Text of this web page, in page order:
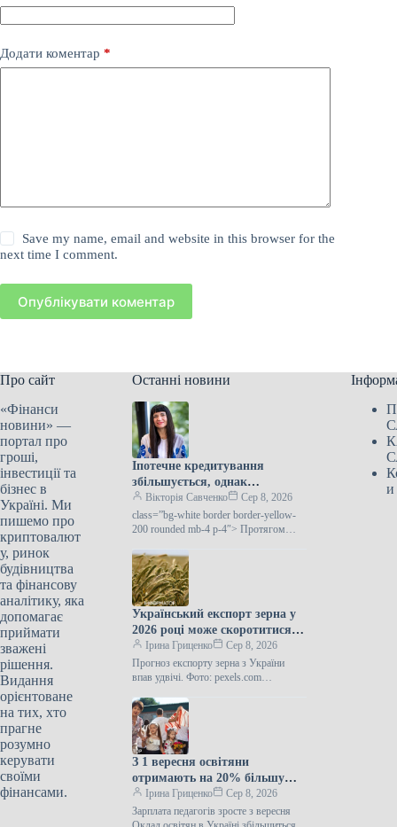
Додати коментар *
Save my name, email and website in this browser for the
next time I comment.
Опублікувати коментар
Про сайт
«Фінанси
новини» —
портал про
гроші,
інвестиції та
бізнес в
Україні. Ми
пишемо про
криптовалют
у, ринок
будівництва
та фінансову
аналітику, яка
допомагає
приймати
зважені
рішення.
Видання
орієнтоване
на тих, хто
прагне
розумно
керувати
своїми
фінансами.
Останні новини
Іпотечне кредитування
збільшується, однак
залишається стабільним
завдяки програмі “єОселя”:
банкір окреслила ключові
Вікторія Савченко
Сер 8, 2026
class=”bg-white border border-yellow-
200 rounded mb-4 p-4″> Протягом
український ринок іпотечного
кредитування демонстрував
зростання, проте
Український експорт зерна у
2026 році може скоротитися
наполовину через російські
напади на порти.
Ірина Гриценко
Сер 8, 2026
Прогноз експорту зерна з України
впав удвічі. Фото: pexels.com
України у 2026-27 маркетинговому
році може…
З 1 вересня освітяни
отримають на 20% більшу
зарплату
Ірина Гриценко
Сер 8, 2026
Зарплата педагогів зросте з вересня
и